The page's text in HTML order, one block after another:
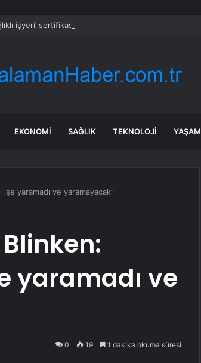
işyeri’ sertifikasına kavuştu
EKONOMI SAĞLIK TEKNOLOJI YAŞAM
işe yaramadı ve yaramayacak”
Blinken:
yaramadı ve
0 19 1 dakika okuma süresi